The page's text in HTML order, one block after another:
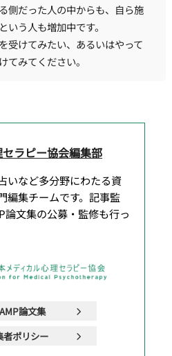
側だった人の中からも、自ら施
う人も増加中です。
受けてみたい、あるいはやって
てみてください。
ラピー協会編集部
いなど多分野にわたる資
編集チームです。記事監
論文集の公募・監修も行っ
論文集
者ポリシー